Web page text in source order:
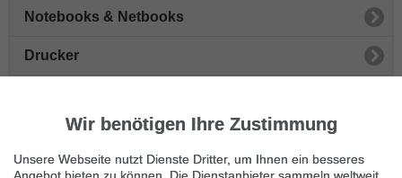
Notebooks & Netbooks
Drucker
Spielkonsolen
Desktopcomputer
Wir benötigen Ihre Zustimmung
Unsere Webseite nutzt Dienste Dritter, um Ihnen ein besseres